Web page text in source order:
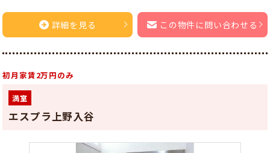
詳細を見る この物件に問い合わせる
初月家賃2万円のみ
満室
エスプラ上野入谷